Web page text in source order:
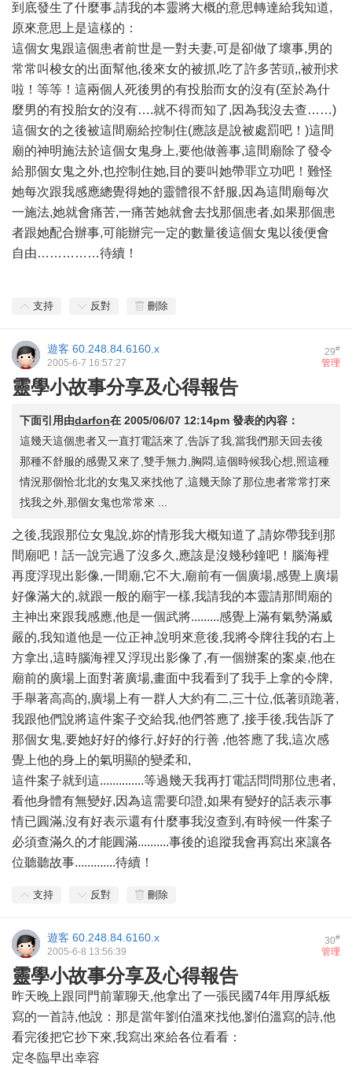
到底發生了什麼事,請我的本靈將大概的意思轉達給我知道,
原來意思上是這樣的：
這個女鬼跟這個患者前世是一對夫妻,可是卻做了壞事,男的
常常叫梭女的出面幫他,後來女的被抓,吃了許多苦頭,,被刑求
啦！等等！這兩個人死後男的有投胎而女的沒有(至於為什
麼男的有投胎女的沒有….就不得而知了,因為我沒去查……)
這個女的之後被這間廟給控制住(應該是說被處罰吧！)這間
廟的神明施法於這個女鬼身上,要他做善事,這間廟除了發令
給那個女鬼之外,也控制住她,目的要叫她帶罪立功吧！難怪
她每次跟我感應總覺得她的靈體很不舒服,因為這間廟每次
一施法,她就會痛苦,一痛苦她就會去找那個患者,如果那個患
者跟她配合辦事,可能辦完一定的數量後這個女鬼以後便會
自由……………待續！
支持 反對 刪除
29#
遊客 60.248.84.6160.x
管理
2005-6-7 16:57:27
靈學小故事分享及心得報告
下面引用由darfon在 2005/06/07 12:14pm 發表的內容：
這幾天這個患者又一直打電話來了,告訴了我,當我們那天回去後
那種不舒服的感覺又來了,雙手無力,胸悶,這個時候我心想,照這種
情況那個恰北北的女鬼又來找他了,這幾天除了那位患者常常打來
找我之外,那個女鬼也常常來 ...
之後,我跟那位女鬼說,妳的情形我大概知道了,請妳帶我到那
間廟吧！話一說完過了沒多久,應該是沒幾秒鐘吧！腦海裡
再度浮現出影像,一間廟,它不大,廟前有一個廣場,感覺上廣場
好像滿大的,就跟一般的廟宇一樣,我請我的本靈請那間廟的
主神出來跟我感應,他是一個武將.........感覺上滿有氣勢滿威
嚴的,我知道他是一位正神,說明來意後,我將令牌往我的右上
方拿出,這時腦海裡又浮現出影像了,有一個辦案的案桌,他在
廟前的廣場上面對著廣場,畫面中我看到了我手上拿的令牌,
手舉著高高的,廣場上有一群人大約有二,三十位,低著頭跪著,
我跟他們說將這件案子交給我,他們答應了,接手後,我告訴了
那個女鬼,要她好好的修行,好好的行善 ,他答應了我,這次感
覺上他的身上的氣明顯的變柔和,
這件案子就到這..............等過幾天我再打電話問問那位患者,
看他身體有無變好,因為這需要印證,如果有變好的話表示事
情已圓滿,沒有好表示還有什麼事我沒查到,有時候一件案子
必須查滿久的才能圓滿..........事後的追蹤我會再寫出來讓各
位聽聽故事.............待續！
支持 反對 刪除
30#
遊客 60.248.84.6160.x
管理
2005-6-8 13:56:39
靈學小故事分享及心得報告
昨天晚上跟同門前輩聊天,他拿出了一張民國74年用厚紙板
寫的一首詩,他說：那是當年劉伯溫來找他,劉伯溫寫的詩,他
看完後把它抄下來,我寫出來給各位看看：
定冬臨早出幸容